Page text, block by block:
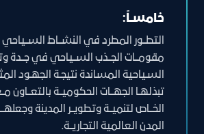
خامســاً:
التطــور المطرد في النشــاط الســياحي
مقومــات الجــذب الســياحي في جــدة
السـياحية المساندة نتيجـة الجهـود
تبذلهـا الجهــات الحكوميــة بالتعــاون
الخــاص لتنميــة وتطويــر المدينة
المدن العالمية التجاريــة.